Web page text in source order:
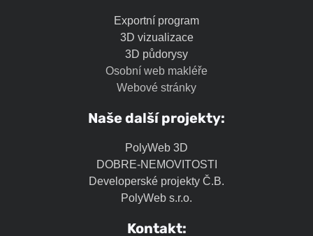
Exportní program
3D vizualizace
3D půdorysy
Osobní web makléře
Webové stránky
Naše další projekty:
PolyWeb 3D
DOBRE-NEMOVITOSTI
Developerské projekty Č.B.
PolyWeb s.r.o.
Kontakt: